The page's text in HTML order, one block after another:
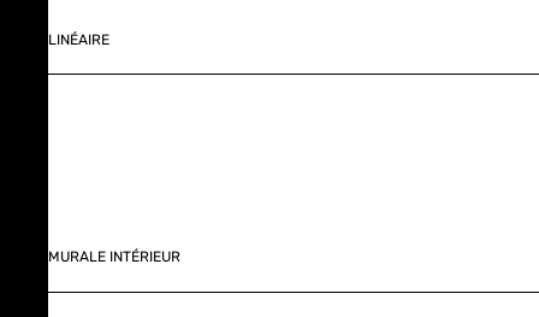
LINÉAIRE
MURALE INTÉRIEUR